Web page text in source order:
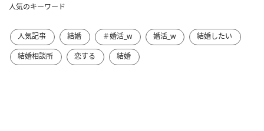
人気のキーワード
人気記事 結婚 ＃婚活_w 婚活_w
結婚したい
結婚相談所
恋する 結婚